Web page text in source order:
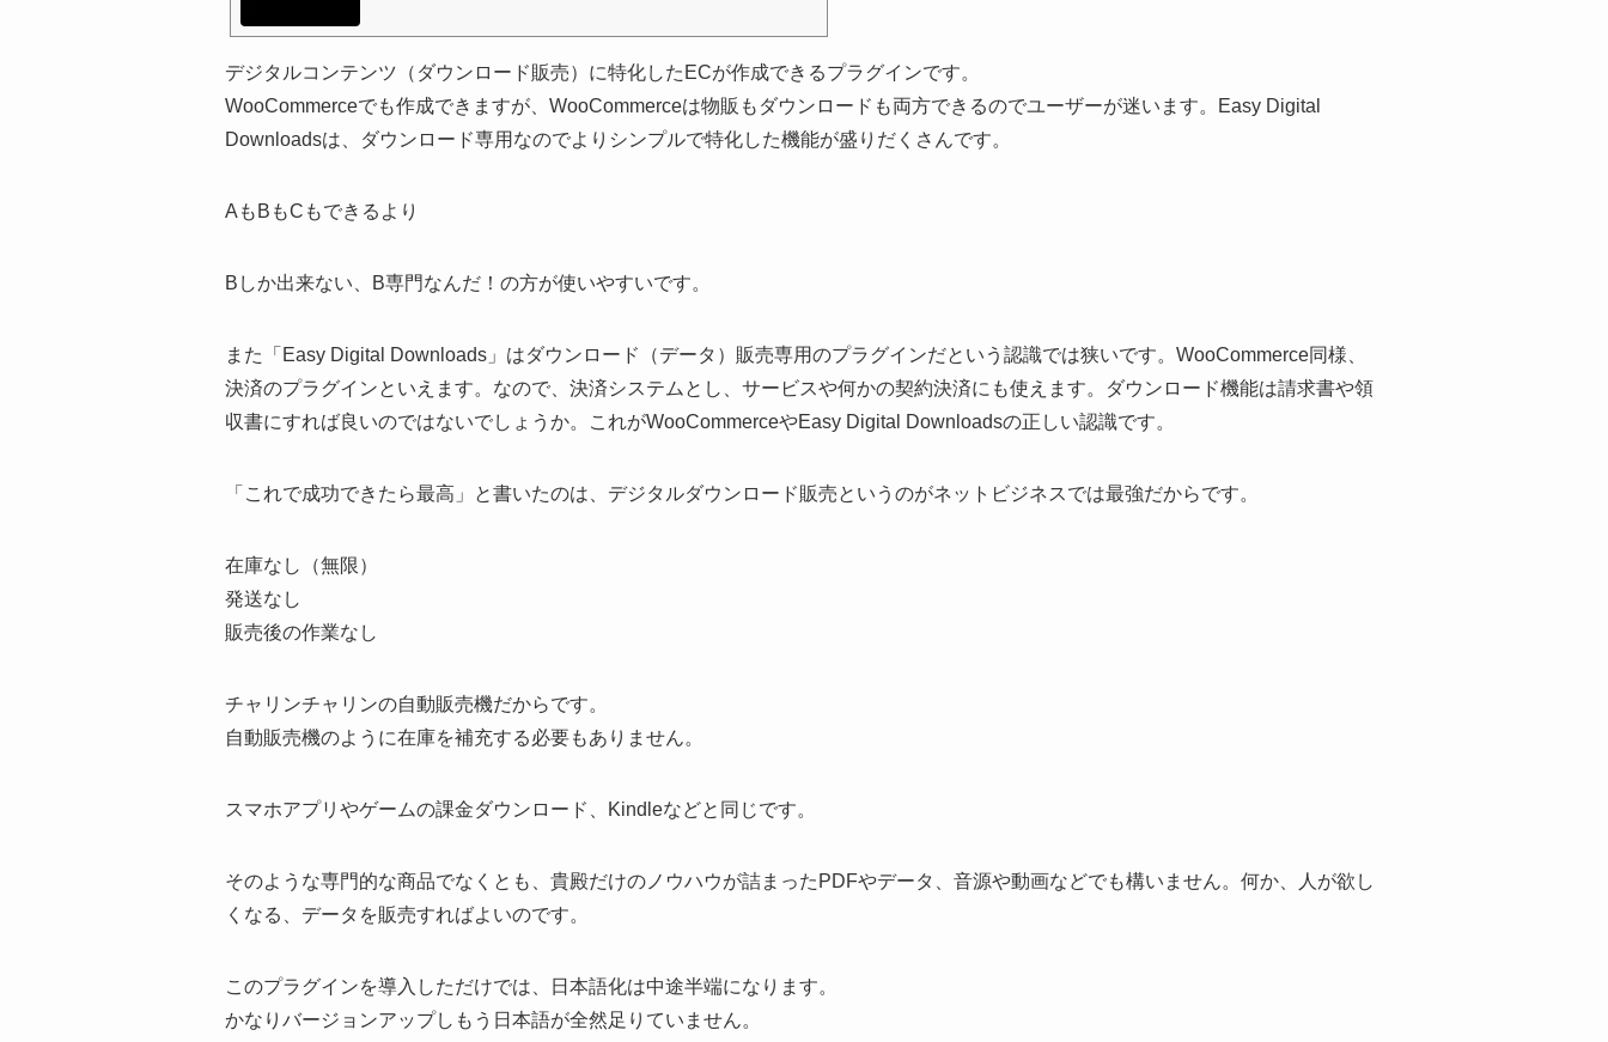
デジタルコンテンツ（ダウンロード販売）に特化したECが作成できるプラグインです。
WooCommerceでも作成できますが、WooCommerceは物販もダウンロードも両方できるのでユーザーが迷います。Easy Digital
Downloadsは、ダウンロード専用なのでよりシンプルで特化した機能が盛りだくさんです。
AもBもCもできるより
Bしか出来ない、B専門なんだ！の方が使いやすいです。
また「Easy Digital Downloads」はダウンロード（データ）販売専用のプラグインだという認識では狭いです。WooCommerce同様、
決済のプラグインといえます。なので、決済システムとし、サービスや何かの契約決済にも使えます。ダウンロード機能は請求書や領
収書にすれば良いのではないでしょうか。これがWooCommerceやEasy Digital Downloadsの正しい認識です。
「これで成功できたら最高」と書いたのは、デジタルダウンロード販売というのがネットビジネスでは最強だからです。
在庫なし（無限）
発送なし
販売後の作業なし
チャリンチャリンの自動販売機だからです。
自動販売機のように在庫を補充する必要もありません。
スマホアプリやゲームの課金ダウンロード、Kindleなどと同じです。
そのような専門的な商品でなくとも、貴殿だけのノウハウが詰まったPDFやデータ、音源や動画などでも構いません。何か、人が欲し
くなる、データを販売すればよいのです。
このプラグインを導入しただけでは、日本語化は中途半端になります。
かなりバージョンアップしもう日本語が全然足りていません。